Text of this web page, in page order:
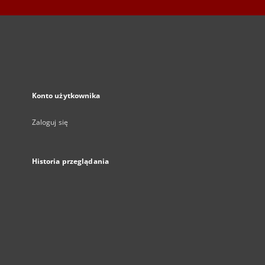
Konto użytkownika
Zaloguj się
Historia przeglądania